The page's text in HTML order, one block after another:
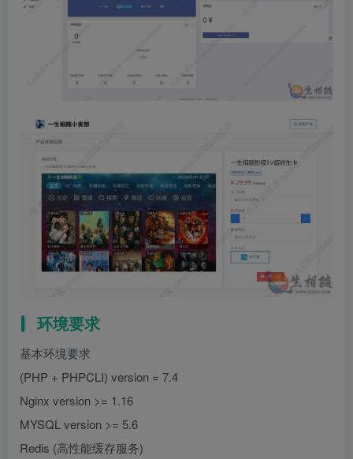
环境要求
基本环境要求
(PHP + PHPCLI) version = 7.4
Nginx version >= 1.16
MYSQL version >= 5.6
Redis (高性能缓存服务)